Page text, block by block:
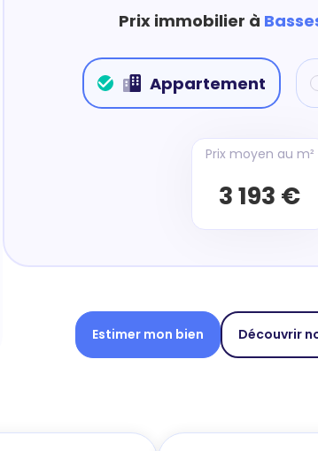
Prix immobilier à
Appartement
Prix moyen au m²
3 193 €
Estimer mon bien Découvrir